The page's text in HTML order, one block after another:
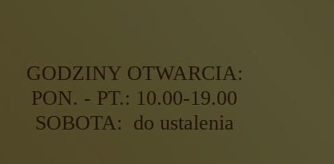
GODZINY OTWARCIA:
PON. - PT.: 10.00-19.00
SOBOTA: do ustalenia